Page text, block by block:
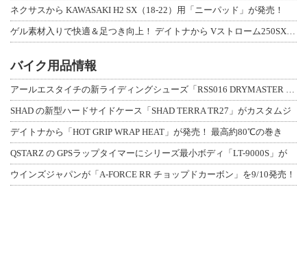
ネクサスから KAWASAKI H2 SX（18-22）用「ニーパッド」が発売！
バイク用品情報
SHAD の新型ハードサイドケース「SHAD TERRA TR27」がカスタムジ
デイトナから「HOT GRIP WRAP HEAT」が発売！ 最高約80℃の巻き
QSTARZ の GPSラップタイマーにシリーズ最小ボディ「LT-9000S」が
ウインズジャパンが「A-FORCE RR チョップドカーボン」を9/10発売！